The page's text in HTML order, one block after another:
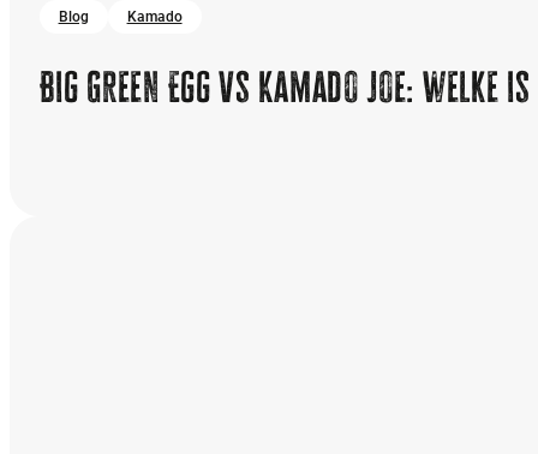
Blog Kamado
Big Green Egg vs Kamado Joe: welke